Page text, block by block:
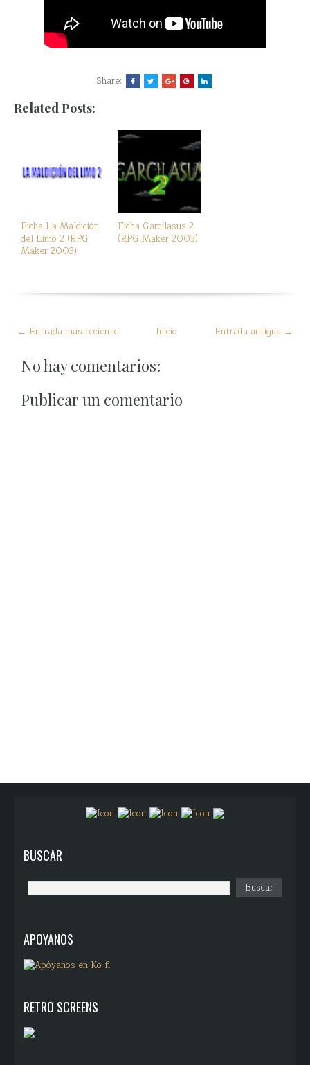
Share:
Related Posts:
Ficha La Maldición
del Limo 2 (RPG
Maker 2003)
Ficha Garcilasus 2
(RPG Maker 2003)
← Entrada más reciente Entrada antigua →
Inicio
No hay comentarios:
Publicar un comentario
BUSCAR
APOYANOS
RETRO SCREENS